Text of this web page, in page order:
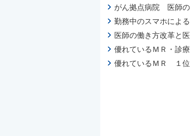
がん拠点病院 医師の
勤務中のスマホによ
医師の働き方改革と
優れているＭＲ・診
優れているＭＲ １